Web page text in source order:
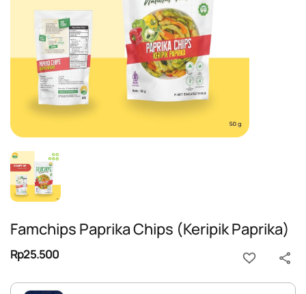
Famchips Paprika Chips (Keripik Paprika)
Rp25.500